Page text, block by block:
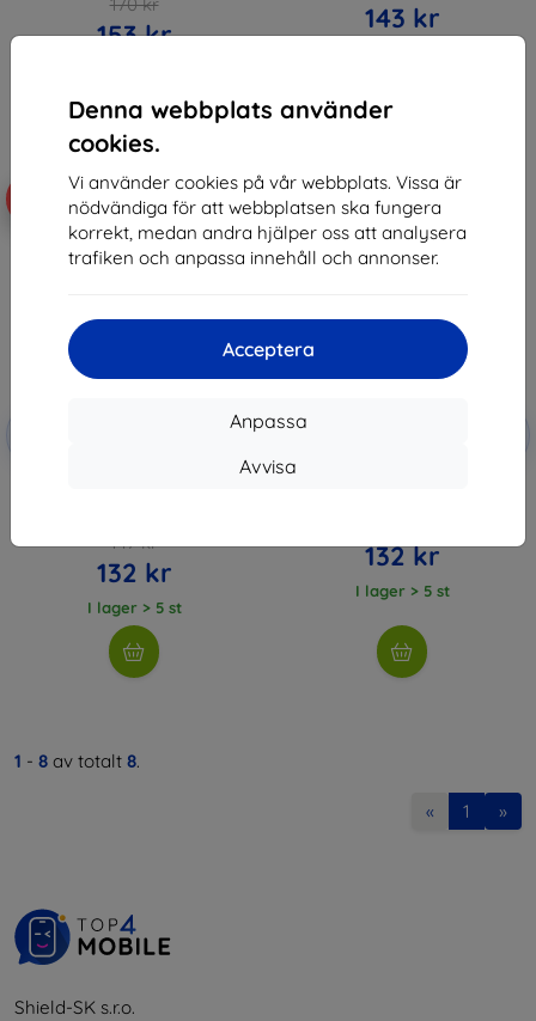
Denna webbplats använder
cookies.
Vi använder cookies på vår webbplats. Vissa är
nödvändiga för att webbplatsen ska fungera
korrekt, medan andra hjälper oss att analysera
trafiken och anpassa innehåll och annonser.
Acceptera
Anpassa
Avvisa
153 kr 143 kr
EXTRA10
147 kr
132 kr
I lager > 5 st
-10%
-10%
132 kr
I lager > 5 st
1 - 8 av totalt 8.
« 1 »
Shield-SK s.r.o.